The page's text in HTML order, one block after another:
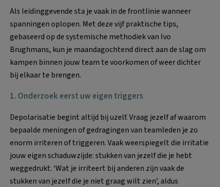
Als leidinggevende sta je vaak in de frontlinie wanneer
spanningen oplopen. Met deze vijf praktische tips,
gebaseerd op de systemische methodiek van Ivo
Brughmans, kun je maandagochtend direct aan de slag om
kampen binnen jouw team te voorkomen of weer dichter
bij elkaar te brengen.
1. Onderzoek eerst uw eigen triggers
Depolarisatie begint altijd bij uzelf. Vraag jezelf af waarom
bepaalde meningen of gedragingen van teamleden je zo
enorm irriteren of triggeren. Vaak weerspiegelt die irritatie
jouw eigen schaduwzijde: stukken van jezelf die je hebt
weggedrukt. ‘Wat je irriteert bij anderen zijn vaak de
stukken van jezelf die je niet graag wilt zien’, aldus